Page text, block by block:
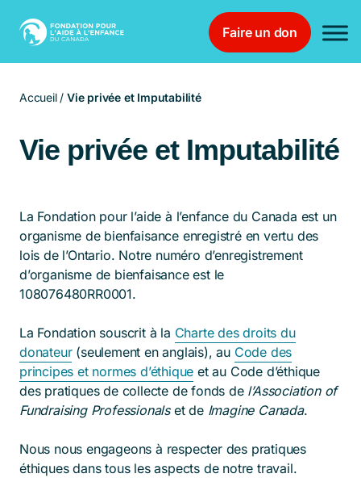
Faire un don
Accueil/Vie privée et Imputabilité
Vie privée et Imputabilité
La Fondation pour l’aide à l’enfance du Canada est un
organisme de bienfaisance enregistré en vertu des
lois de l’Ontario. Notre numéro d’enregistrement
d’organisme de bienfaisance est le
108076480RR0001.
La Fondation souscrit à la Charte des droits du
donateur(seulement en anglais), au Code des
principes et normes d’éthique et au Code d’éthique
des pratiques de collecte de fonds de l’Association of
Fundraising Professionalset de Imagine Canada.
Nous nous engageons à respecter des pratiques
éthiques dans tous les aspects de notre travail.